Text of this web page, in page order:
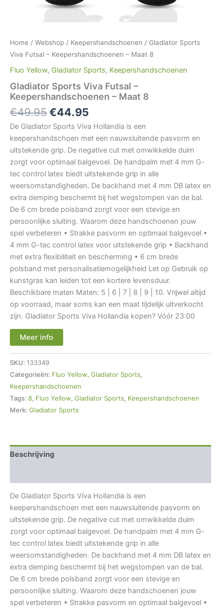
Home / Webshop / Keepershandschoenen / Gladiator Sports
Viva Futsal – Keepershandschoenen – Maat 8
Fluo Yellow, Gladiator Sports, Keepershandschoenen
Gladiator Sports Viva Futsal –
Keepershandschoenen – Maat 8
€49.95€44.95
De Gladiator Sports Viva Hollandia is een
keepershandschoen met een nauwsluitende pasvorm en
uitstekende grip. De negative cut met omwikkelde duim
zorgt voor optimaal balgevoel. De handpalm met 4 mm G-
tec control latex biedt uitstekende grip in alle
weersomstandigheden. De backhand met 4 mm DB latex en
extra demping beschermt bij het wegstompen van de bal.
De 6 cm brede polsband zorgt voor een stevige en
persoonlijke sluiting. Waarom deze handschoenen jouw
spel verbeteren • Strakke pasvorm en optimaal balgevoel •
4 mm G-tec control latex voor uitstekende grip • Backhand
met extra flexibiliteit en bescherming • 6 cm brede
polsband met personalisatiemogelijkheid Let op Gebruik op
kunstgras kan leiden tot een kortere levensduur.
Beschikbare maten Maten: 5 | 6 | 7 | 8 | 9 | 10. Vrijwel altijd
op voorraad, maar soms kan een maat tijdelijk uitverkocht
zijn. Gladiator Sports Viva Hollandia kopen? Vóór 23:00
Meer info
SKU: 133349
Categorieën: Fluo Yellow, Gladiator Sports,
Keepershandschoenen
Tags: 8, Fluo Yellow, Gladiator Sports, Keepershandschoenen
Merk: Gladiator Sports
Beschrijving
De Gladiator Sports Viva Hollandia is een
keepershandschoen met een nauwsluitende pasvorm en
uitstekende grip. De negative cut met omwikkelde duim
zorgt voor optimaal balgevoel. De handpalm met 4 mm G-
tec control latex biedt uitstekende grip in alle
weersomstandigheden. De backhand met 4 mm DB latex en
extra demping beschermt bij het wegstompen van de bal.
De 6 cm brede polsband zorgt voor een stevige en
persoonlijke sluiting. Waarom deze handschoenen jouw
spel verbeteren • Strakke pasvorm en optimaal balgevoel •